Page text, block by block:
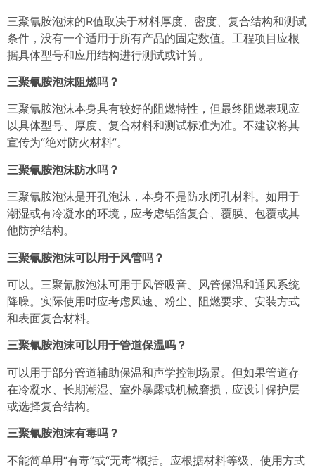
三聚氰胺泡沫的R值取决于材料厚度、密度、复合结构和测试
条件，没有一个适用于所有产品的固定数值。工程项目应根
据具体型号和应用结构进行测试或计算。
三聚氰胺泡沫阻燃吗？
三聚氰胺泡沫本身具有较好的阻燃特性，但最终阻燃表现应
以具体型号、厚度、复合材料和测试标准为准。不建议将其
宣传为“绝对防火材料”。
三聚氰胺泡沫防水吗？
三聚氰胺泡沫是开孔泡沫，本身不是防水闭孔材料。如用于
潮湿或有冷凝水的环境，应考虑铝箔复合、覆膜、包覆或其
他防护结构。
三聚氰胺泡沫可以用于风管吗？
可以。三聚氰胺泡沫可用于风管吸音、风管保温和通风系统
降噪。实际使用时应考虑风速、粉尘、阻燃要求、安装方式
和表面复合材料。
三聚氰胺泡沫可以用于管道保温吗？
可以用于部分管道辅助保温和声学控制场景。但如果管道存
在冷凝水、长期潮湿、室外暴露或机械磨损，应设计保护层
或选择复合结构。
三聚氰胺泡沫有毒吗？
不能简单用“有毒”或“无毒”概括。应根据材料等级、使用方式